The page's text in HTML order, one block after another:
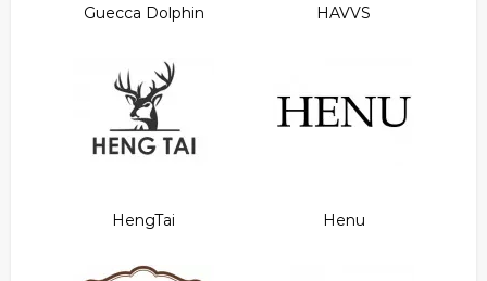
Guecca Dolphin HAVVS
HengTai Henu